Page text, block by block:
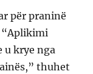
për praninë
“Aplikimi
u krye nga
thuhet